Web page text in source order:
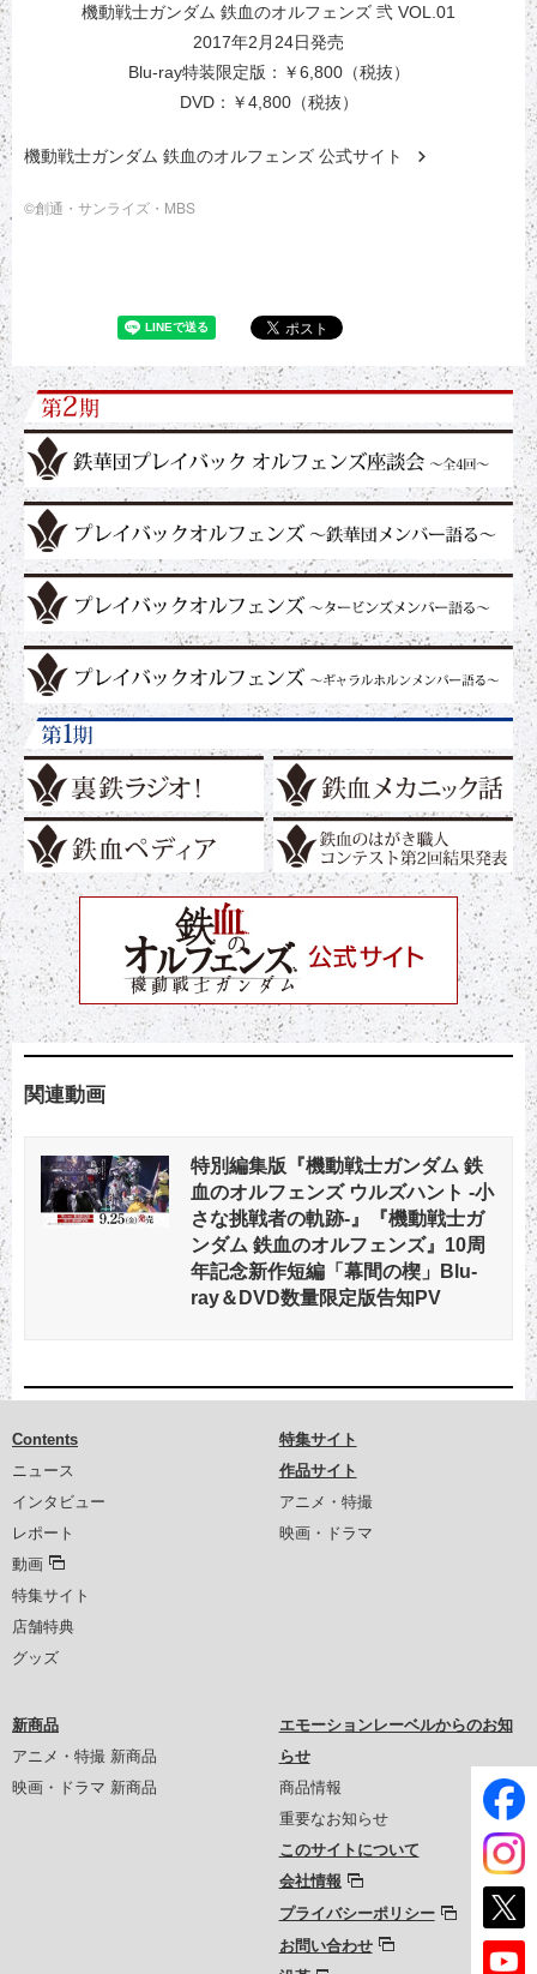
機動戦士ガンダム 鉄血のオルフェンズ 弐 VOL.01
2017年2月24日発売
Blu-ray特装限定版：￥6,800（税抜）
DVD：￥4,800（税抜）
機動戦士ガンダム 鉄血のオルフェンズ 公式サイト
©創通・サンライズ・MBS
関連動画
特別編集版『機動戦士ガンダム 鉄
血のオルフェンズ ウルズハント -小
さな挑戦者の軌跡-』『機動戦士ガ
ンダム 鉄血のオルフェンズ』10周
年記念新作短編「幕間の楔」Blu-
ray＆DVD数量限定版告知PV
Contents
ニュース
インタビュー
レポート
動画
特集サイト
店舗特典
グッズ
特集サイト
作品サイト
アニメ・特撮
映画・ドラマ
新商品
アニメ・特撮 新商品
映画・ドラマ 新商品
エモーションレーベルからのお知
らせ
商品情報
重要なお知らせ
このサイトについて
会社情報
プライバシーポリシー
お問い合わせ